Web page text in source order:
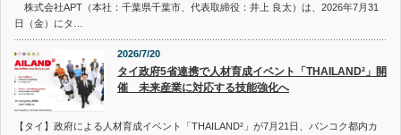
株式会社APT（本社：千葉県千葉市、代表取締役：井上 良太）は、2026年7月31
日（金）にタ…
2026/7/20
タイ政府5省連携で人材育成イベント「THAILAND²」開
催 未来産業に対応する技能強化へ
【タイ】政府による人材育成イベント「THAILAND²」が7月21日、バンコク都内カ